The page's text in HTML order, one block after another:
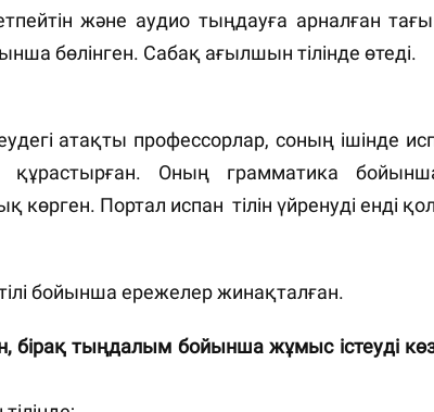
және аудио тыңдауға арналған
бөлінген. Сабақ ағылшын тілінде өтеді.
атақты профессорлар, соның ішінде
құрастырған. Оның грамматика
Портал испан тілін үйренуді енді
бойынша ережелер жинақталған.⠀
бірақ тыңдалым бойынша жұмыс істеуді